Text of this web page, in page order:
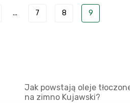
... 7 8 9
Jak powstają oleje
na zimno Kujawski?